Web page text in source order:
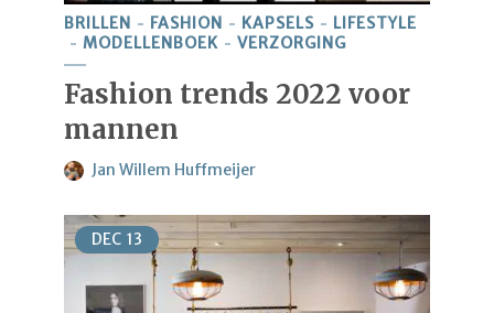
BRILLEN FASHION KAPSELS
LIFESTYLE
MODELLENBOEK
VERZORGING
Fashion trends 2022 voor
mannen
Jan Willem Huffmeijer
DEC 13